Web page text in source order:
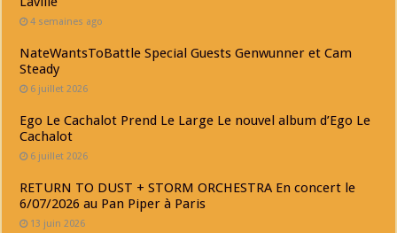
4 semaines ago
NateWantsToBattle Special Guests Genwunner et Cam
Steady
6 juillet 2026
Ego Le Cachalot Prend Le Large Le nouvel album d’Ego Le
Cachalot
6 juillet 2026
RETURN TO DUST + STORM ORCHESTRA En concert le
6/07/2026 au Pan Piper à Paris
13 juin 2026